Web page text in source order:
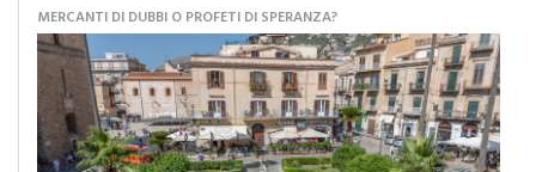
MERCANTI DI DUBBI O PROFETI DI SPERANZA?